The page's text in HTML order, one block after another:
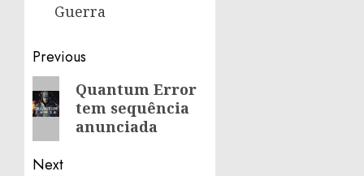
Guerra
Post
navigation
Previous
Previous
post:
Quantum Error
tem sequência
anunciada
Next